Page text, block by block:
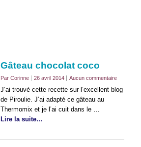
Gâteau chocolat coco
Par Corinne 26 avril 2014 Aucun commentaire
J’ai trouvé cette recette sur l’excellent blog
de Piroulie. J’ai adapté ce gâteau au
Thermomix et je l’ai cuit dans le …
Lire la suite…